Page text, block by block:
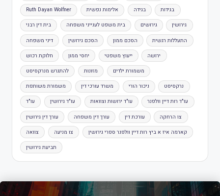
Ruth Dayan Wolfner אלימות נפשית בגידה בגידות
בית דין רבני בית משפט לענייני משפחה גירושים גירושין
דיני משפחה הסכם גירושין הסכם ממון התעללות רגשית
חלוקת רכוש יחסי ממון ייעוץ משפטי ירושה
להתגרש מנרקסיסט מזונות משמורת ילדים
משמורת משותפת משרד עורכי דין ניכור הורי נרקסיסט
עו"ד עו"ד גירושין עו"ד ירושות וצוואות עו"ד רות דיין וולפנר
עורך דין גירושין עורך דין משפחה עורכת דין צו הרחקה
צוואה צו מניעה קארמה איז א ביץ רות דיין וולפנר ספרי גירושין
תביעת גירושין